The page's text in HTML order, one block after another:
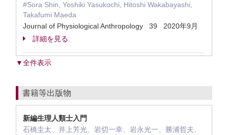
#Sora Shin, Yoshiki Yasukochi, Hitoshi Wakabayashi,
Takafumi Maeda
Journal of Physiological Anthropology 39 2020年9月
詳細を見る
▼全件表示
書籍等出版物
新編生理人類士入門
石橋圭太、井上芳光、岩切一幸、岩永光一、勝浦哲夫、